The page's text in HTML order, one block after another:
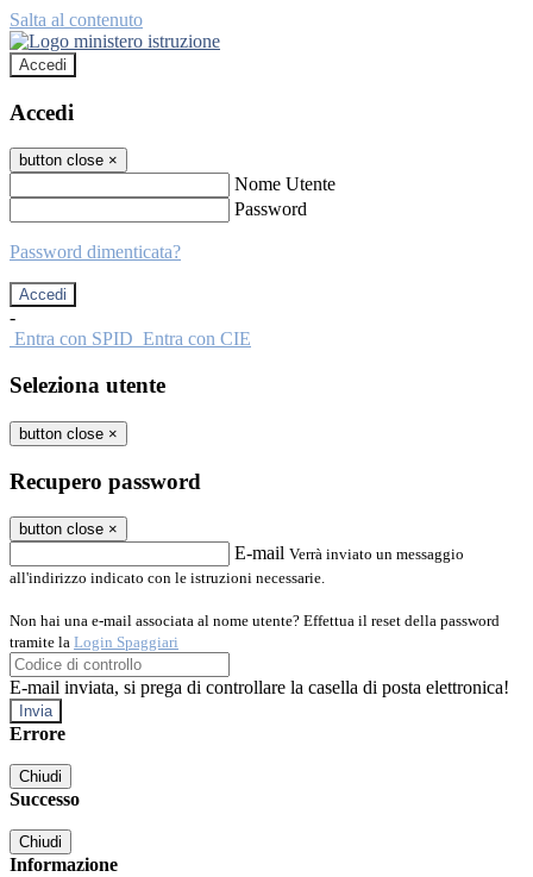
Salta al contenuto
Accedi
Accedi
button close ×
Nome Utente
Password
Password dimenticata?
-
Entra con SPID Entra con CIE
Seleziona utente
button close ×
Recupero password
button close ×
E-mail Verrà inviato un messaggio
all'indirizzo indicato con le istruzioni necessarie.
Non hai una e-mail associata al nome utente? Effettua il reset della password
tramite la Login Spaggiari
E-mail inviata, si prega di controllare la casella di posta elettronica!
Errore
Chiudi
Successo
Chiudi
Informazione